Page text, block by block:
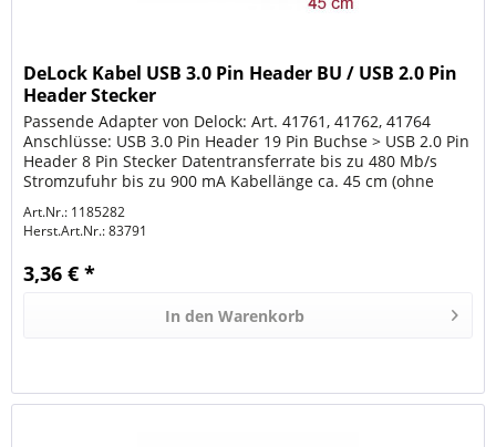
DeLock Kabel USB 3.0 Pin Header BU / USB 2.0 Pin
Header Stecker
Passende Adapter von Delock: Art. 41761, 41762, 41764
Anschlüsse: USB 3.0 Pin Header 19 Pin Buchse > USB 2.0 Pin
Header 8 Pin Stecker Datentransferrate bis zu 480 Mb/s
Stromzufuhr bis zu 900 mA Kabellänge ca. 45 cm (ohne
Art.Nr.: 1185282
Herst.Art.Nr.:83791
3,36 € *
In den Warenkorb